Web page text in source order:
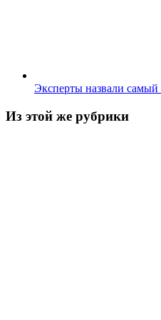
Эксперты назвали
Из этой же рубрики